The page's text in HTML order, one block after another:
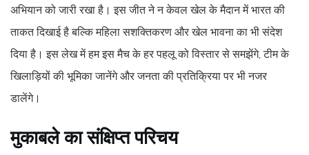
अभियान को जारी रखा है। इस जीत ने न केवल खेल के मैदान में भारत की
ताकत दिखाई है बल्कि महिला सशक्तिकरण और खेल भावना का भी संदेश
दिया है। इस लेख में हम इस मैच के हर पहलू को विस्तार से समझेंगे, टीम के
खिलाड़ियों की भूमिका जानेंगे और जनता की प्रतिक्रिया पर भी नजर
डालेंगे।
मुकाबले का संक्षिप्त परिचय